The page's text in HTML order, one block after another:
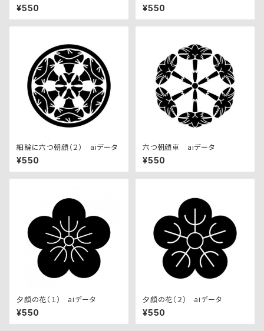
¥550 ¥550
細輪に六つ朝顔（２） aiデータ
¥550
六つ朝顔車 aiデータ
¥550
夕顔の花（１） aiデータ
¥550
夕顔の花（２） aiデータ
¥550